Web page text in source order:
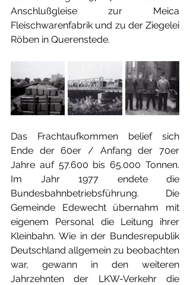
Anschlußgleise zur Meica
Fleischwarenfabrik und zu der Ziegelei
Röben in Querenstede.
Das Frachtaufkommen belief sich
Ende der 60er / Anfang der 70er
Jahre auf 57.600 bis 65.000 Tonnen.
Im Jahr 1977 endete die
Bundesbahnbetriebsführung. Die
Gemeinde Edewecht übernahm mit
eigenem Personal die Leitung ihrer
Kleinbahn. Wie in der Bundesrepublik
Deutschland allgemein zu beobachten
war, gewann in den weiteren
Jahrzehnten der LKW-Verkehr die